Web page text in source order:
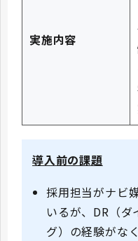
実施内容
導入前の課題
採用担当がナビ
いるが、DR（
グ）の経験がな